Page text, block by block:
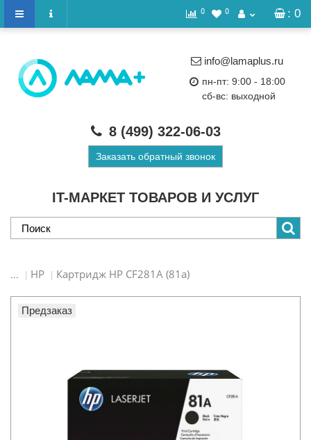
: 0
0 0
IT-МАРКЕТ ТОВАРОВ И УСЛУГ
info@lamaplus.ru
пн-пт: 9:00 - 18:00
сб-вс: выходной
8 (499) 322-06-03
Заказать обратный звонок
... HP Картридж HP CF281A (81a)
Предзаказ